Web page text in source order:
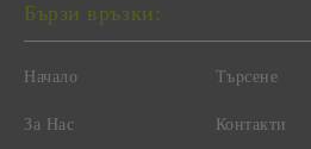
Бързи връзки:
Начало
За Нас
Търсене
Контакти